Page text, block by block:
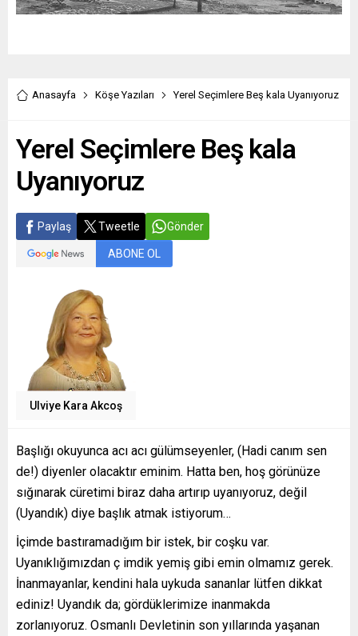
Anasayfa Köşe Yazıları Yerel Seçimlere Beş kala Uyanıyoruz
Yerel Seçimlere Beş kala
Uyanıyoruz
Paylaş Tweetle Gönder
ABONE OL
Ulviye Kara Akcoş
Başlığı okuyunca acı acı gülümseyenler, (Hadi canım sen
de!) diyenler olacaktır eminim. Hatta ben, hoş görünüze
sığınarak cüretimi biraz daha artırıp uyanıyoruz, değil
(Uyandık) diye başlık atmak istiyorum…
İçimde bastıramadığım bir istek, bir coşku var.
Uyanıklığımızdan ç imdik yemiş gibi emin olmamız gerek.
İnanmayanlar, kendini hala uykuda sananlar lütfen dikkat
ediniz! Uyandık da; gördüklerimize inanmakda
zorlanıyoruz. Osmanlı Devletinin son yıllarında yaşanan